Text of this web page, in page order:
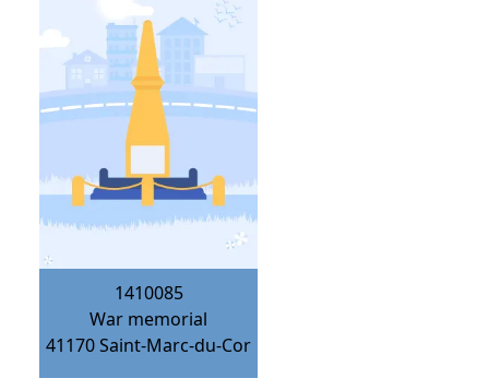
1410085
War memorial
41170Saint-Marc-du-Cor